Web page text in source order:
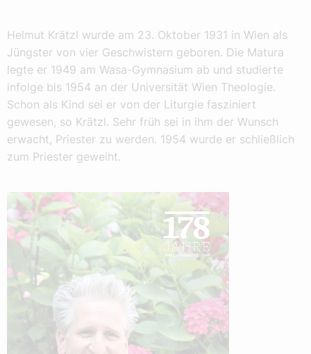
Helmut Krätzl wurde am 23. Oktober 1931 in Wien als
Jüngster von vier Geschwistern geboren. Die Matura
legte er 1949 am Wasa-Gymnasium ab und studierte
infolge bis 1954 an der Universität Wien Theologie.
Schon als Kind sei er von der Liturgie fasziniert
gewesen, so Krätzl. Sehr früh sei in ihm der Wunsch
erwacht, Priester zu werden. 1954 wurde er schließlich
zum Priester geweiht.